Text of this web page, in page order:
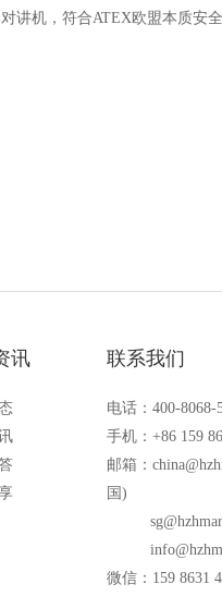
讲机，符合ATEX欧盟本质安
讯 联系我们
电话：400-8068-
手机：+86 159
邮箱：
国)
微信：159 8631